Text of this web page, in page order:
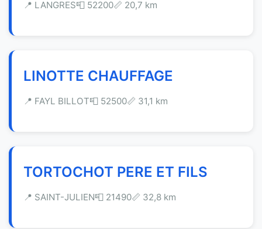
📍 LANGRES📮 52200📏 20,7 km
LINOTTE CHAUFFAGE
📍 FAYL BILLOT📮 52500📏 31,1 km
TORTOCHOT PERE ET FILS
📍 SAINT-JULIEN📮 21490📏 32,8 km